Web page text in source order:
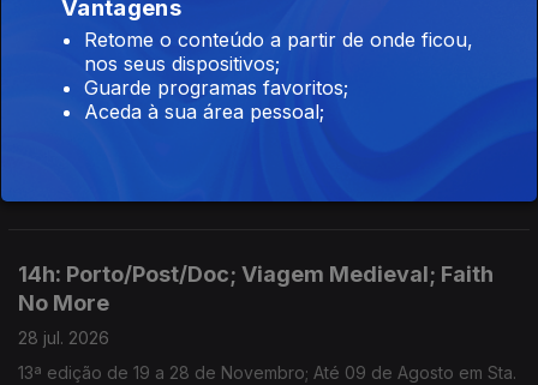
imprópria do ator e músico; Ciclo recorda obra do realizador
no Theatro Circo, em Braga; Sueca convida compatriota Zara
Larsson para nova versão de "Talk to Me".
11h: Vapor; Queer Lisboa; Kavinsky
14h: Porto/Post/Doc; Viagem Medieval; Faith
No More
28 jul. 2026
13ª edição de 19 a 28 de Novembro; Até 09 de Agosto em Sta.
Vantagens
Retome o conteúdo a partir de onde ficou,
nos seus dispositivos;
Guarde programas favoritos;
Aceda à sua área pessoal;